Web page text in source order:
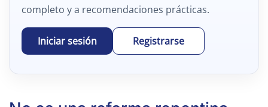
completo y a recomendaciones prácticas.
Iniciar sesión Registrarse